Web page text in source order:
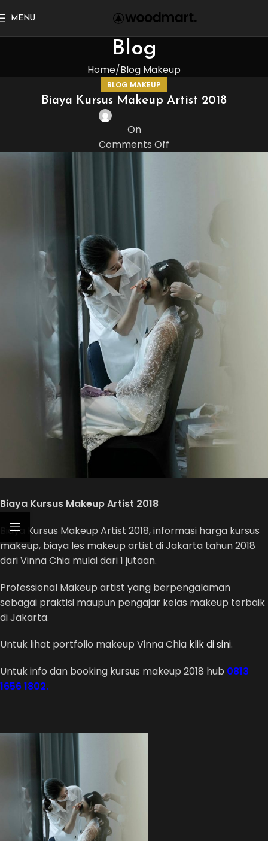
MENU
Blog
Home Blog Makeup
BLOG MAKEUP
Biaya Kursus Makeup Artist 2018
On
Comments Off
Biaya Kursus Makeup Artist 2018
Biaya Kursus Makeup Artist 2018, informasi harga kursus
makeup, biaya les makeup artist di Jakarta tahun 2018
dari Vinna Chia mulai dari 1 jutaan.
Professional Makeup artist yang berpengalaman
sebagai praktisi maupun pengajar kelas makeup terbaik
di Jakarta.
Untuk lihat portfolio makeup Vinna Chia klik di sini.
Untuk info dan booking kursus makeup 2018 hub 0813
1656 1802.